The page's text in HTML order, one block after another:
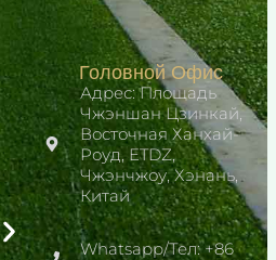
Машина для
рассады
Машина для
рассады
Головной Офис
Адрес: Площадь
Чжэншан Цзинкай,
Восточная Ханхай-
Роуд, ETDZ,
Чжэнчжоу, Хэнань,
Китай
Whatsapp/Тел: +86